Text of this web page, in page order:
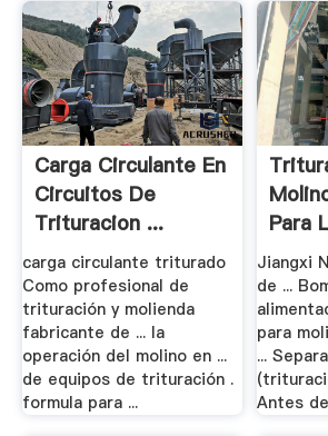
Carga Circulante En
Circuitos De
Trituracion ...
carga circulante triturado
Como profesional de
trituración y molienda
fabricante de ... la
operación del molino en ...
de equipos de trituración .
formula para ...
Para
Jiangxi
de ...
para
...
Antes